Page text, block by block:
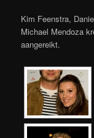
Kim Feenstra,
Michael Mendoza
aangereikt.